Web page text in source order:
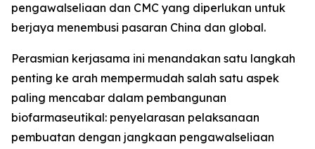
pengawalseliaan dan CMC yang diperlukan untuk
berjaya menembusi pasaran China dan global.
Perasmian kerjasama ini menandakan satu langkah
penting ke arah mempermudah salah satu aspek
paling mencabar dalam pembangunan
biofarmaseutikal: penyelarasan pelaksanaan
pembuatan dengan jangkaan pengawalseliaan